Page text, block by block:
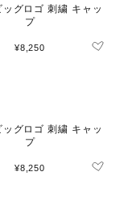
グロゴ 刺繍 キャッ
プ
¥8,250
グロゴ 刺繍 キャッ
プ
¥8,250